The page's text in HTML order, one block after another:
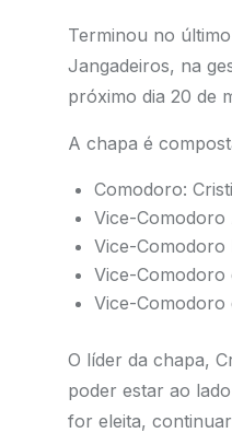
Terminou no
Jangadeiros, na
próximo dia 20 de
A chapa é
Comodoro:
Vice-Comodoro
Vice-Comodoro
Vice-Comodoro
Vice-Comodoro
O líder da chapa,
poder estar ao
for eleita,